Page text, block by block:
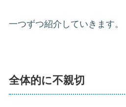
一つずつ紹介していきます。
全体的に不親切